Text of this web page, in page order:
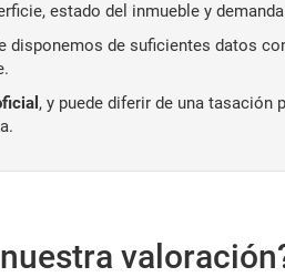
estado del inmueble y
disponemos de suficientes datos
, y puede diferir de una